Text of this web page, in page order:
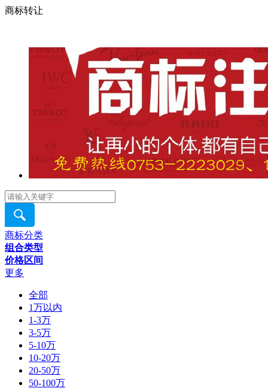
商标转让
商标分类
组合类型
价格区间
更多
全部
1万以内
1-3万
3-5万
5-10万
10-20万
20-50万
50-100万